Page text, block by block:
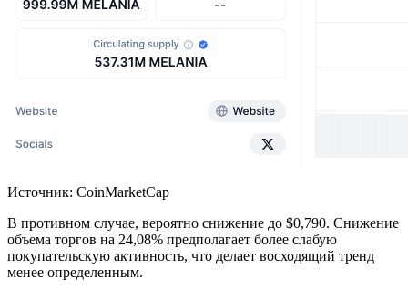
Источник: CoinMarketCap
В противном случае, вероятно снижение до $0,790. Снижение
объема торгов на 24,08% предполагает более слабую
покупательскую активность, что делает восходящий тренд
менее определенным.